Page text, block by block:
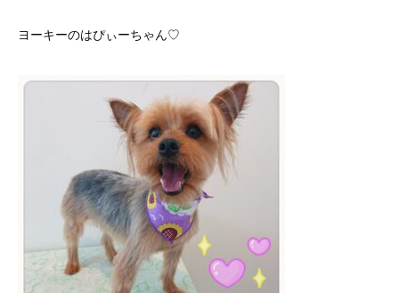
ヨーキーのはぴぃーちゃん♡